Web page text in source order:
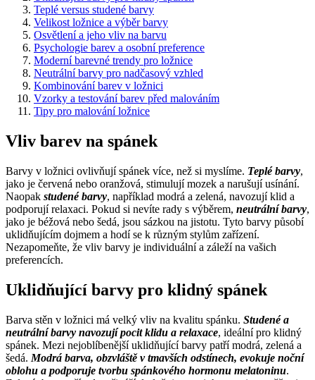
Teplé versus studené barvy
Velikost ložnice a výběr barvy
Osvětlení a jeho vliv na barvu
Psychologie barev a osobní preference
Moderní barevné trendy pro ložnice
Neutrální barvy pro nadčasový vzhled
Kombinování barev v ložnici
Vzorky a testování barev před malováním
Tipy pro malování ložnice
Vliv barev na spánek
Barvy v ložnici ovlivňují spánek více, než si myslíme. Teplé barvy,
jako je červená nebo oranžová, stimulují mozek a narušují usínání.
Naopak studené barvy, například modrá a zelená, navozují klid a
podporují relaxaci. Pokud si nevíte rady s výběrem, neutrální barvy,
jako je béžová nebo šedá, jsou sázkou na jistotu. Tyto barvy působí
uklidňujícím dojmem a hodí se k různým stylům zařízení.
Nezapomeňte, že vliv barvy je individuální a záleží na vašich
preferencích.
Uklidňující barvy pro klidný spánek
Barva stěn v ložnici má velký vliv na kvalitu spánku. Studené a
neutrální barvy navozují pocit klidu a relaxace, ideální pro klidný
spánek. Mezi nejoblíbenější uklidňující barvy patří modrá, zelená a
šedá. Modrá barva, obzvláště v tmavších odstínech, evokuje noční
oblohu a podporuje tvorbu spánkového hormonu melatoninu.